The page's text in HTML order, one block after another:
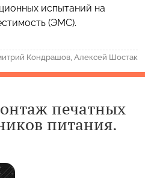
испытаний на
(ЭМС).
Кондрашов, Алексей Шостак
печатных
питания.